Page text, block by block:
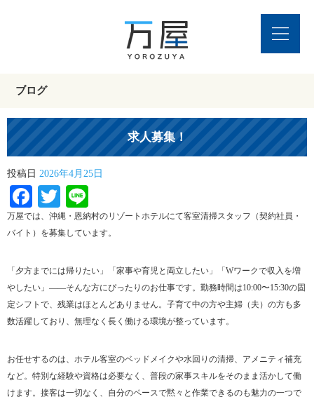
ブログ
求人募集！
投稿日 2026年4月25日
Facebook
Twitter
万屋では、沖縄・恩納村のリゾートホテルにて客室清掃スタッフ（契約社員・
バイト）を募集しています。
「夕方までには帰りたい」「家事や育児と両立したい」「Wワークで収入を増
やしたい」――そんな方にぴったりのお仕事です。勤務時間は10:00〜15:30の固
定シフトで、残業はほとんどありません。子育て中の方や主婦（夫）の方も多
数活躍しており、無理なく長く働ける環境が整っています。
お任せするのは、ホテル客室のベッドメイクや水回りの清掃、アメニティ補充
など。特別な経験や資格は必要なく、普段の家事スキルをそのまま活かして働
けます。接客は一切なく、自分のペースで黙々と作業できるのも魅力の一つで